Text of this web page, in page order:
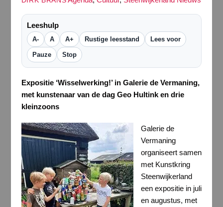
Leeshulp
A- A A+ Rustige leesstand Lees voor
Pauze Stop
Expositie ‘Wisselwerking!’ in Galerie de Vermaning,
met kunstenaar van de dag Geo Hultink en drie
kleinzoons
Galerie de
Vermaning
organiseert samen
met Kunstkring
Steenwijkerland
een expositie in juli
en augustus, met